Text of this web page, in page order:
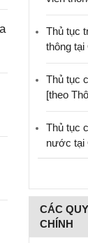
Thủ tục
thông tại
Thủ tục
[theo
Thủ tục
nước tại
CÁC
CHÍNH